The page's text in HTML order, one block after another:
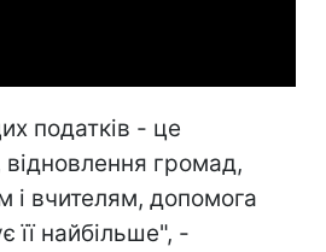
податків - це
відновлення громад,
і вчителям, допомога
її найбільше", -